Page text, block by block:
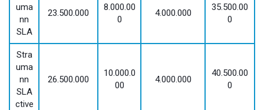
uma
nn
SLA
23.500.000
8.000.00
0
4.000.000
35.500.00
0
Stra
uma
nn
SLA
ctive
26.500.000
10.000.0
00
4.000.000
40.500.00
0